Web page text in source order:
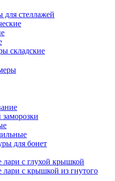
для стеллажей
складские
для бонет
с глухой крышкой
с крышкой из гнутого